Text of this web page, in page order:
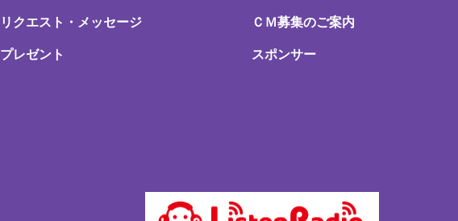
リクエスト・メッセージ
プレゼント
ＣＭ募集のご案内
スポンサー